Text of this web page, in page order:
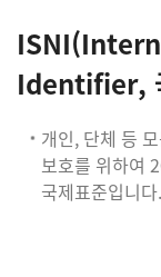
Identifier,
개인, 단체 등
보호를 위하여
국제표준입니다.